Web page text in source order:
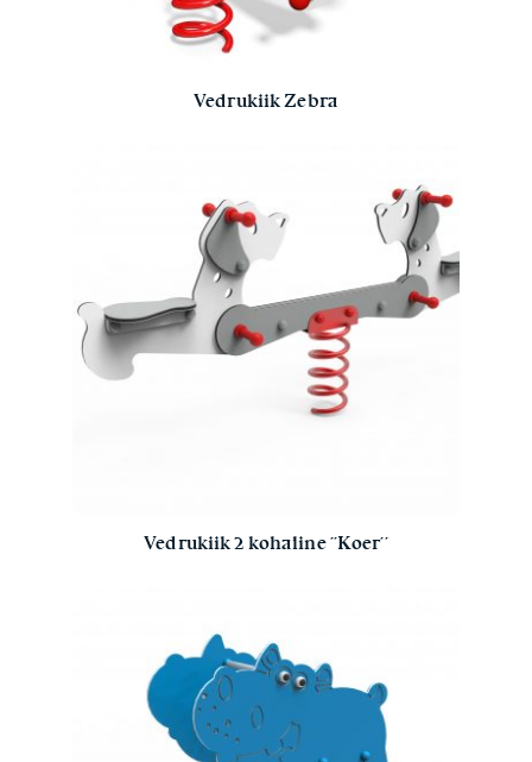
Vedrukiik Zebra
Vedrukiik 2 kohaline ´´Koer´´